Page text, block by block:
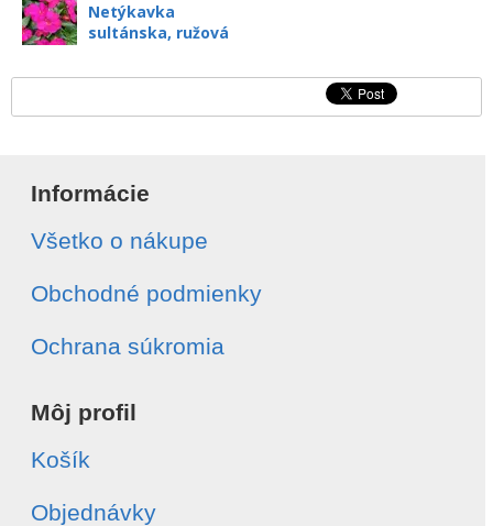
Netýkavka
sultánska, ružová
Informácie
Všetko o nákupe
Obchodné podmienky
Ochrana súkromia
Môj profil
Košík
Objednávky